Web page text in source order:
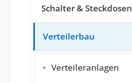
Schalter & Steckdosen
Verteilerbau
Verteileranlagen